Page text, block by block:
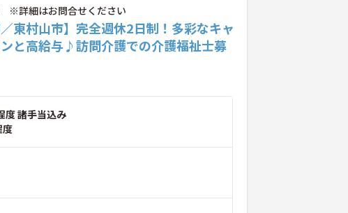
※詳細はお問合せください
／東村山市】完全週休2日制！多彩なキャ
と高給与♪訪問介護での介護福祉士募
度 諸手当込み
度